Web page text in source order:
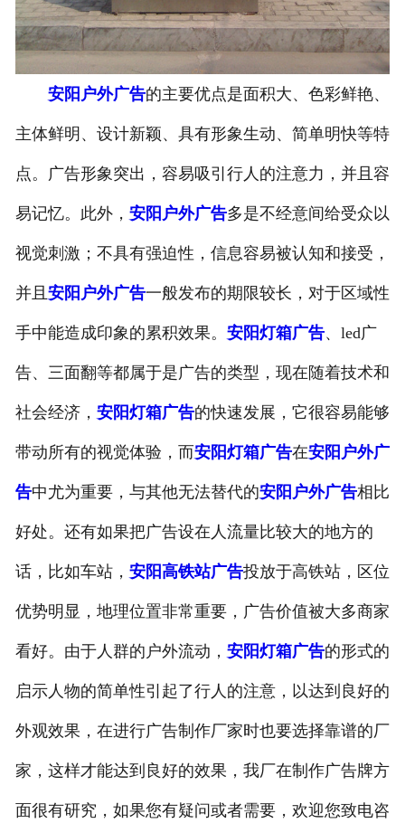
安阳户外广告的主要优点是面积大、色彩鲜艳、
主体鲜明、设计新颖、具有形象生动、简单明快等特
点。广告形象突出，容易吸引行人的注意力，并且容
易记忆。此外， 安阳户外广告多是不经意间给受众以
视觉刺激；不具有强迫性，信息容易被认知和接受，
并且 安阳户外广告一般发布的期限较长，对于区域性
手中能造成印象的累积效果。 安阳灯箱广告、led广
告、三面翻等都属于是广告的类型，现在随着技术和
社会经济， 安阳灯箱广告的快速发展，它很容易能够
带动所有的视觉体验，而安阳灯箱广告在安阳户外广
告中尤为重要，与其他无法替代的安阳户外广告相比
好处。还有如果把广告设在人流量比较大的地方的
话，比如车站， 安阳高铁站广告投放于高铁站，区位
优势明显，地理位置非常重要，广告价值被大多商家
看好。由于人群的户外流动， 安阳灯箱广告的形式的
启示人物的简单性引起了行人的注意，以达到良好的
外观效果，在进行广告制作厂家时也要选择靠谱的厂
家，这样才能达到良好的效果，我厂在制作广告牌方
面很有研究，如果您有疑问或者需要，欢迎您致电咨